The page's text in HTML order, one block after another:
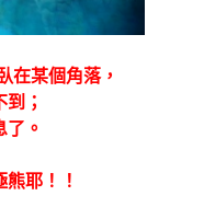
在某個角落，
；
。
耶！！